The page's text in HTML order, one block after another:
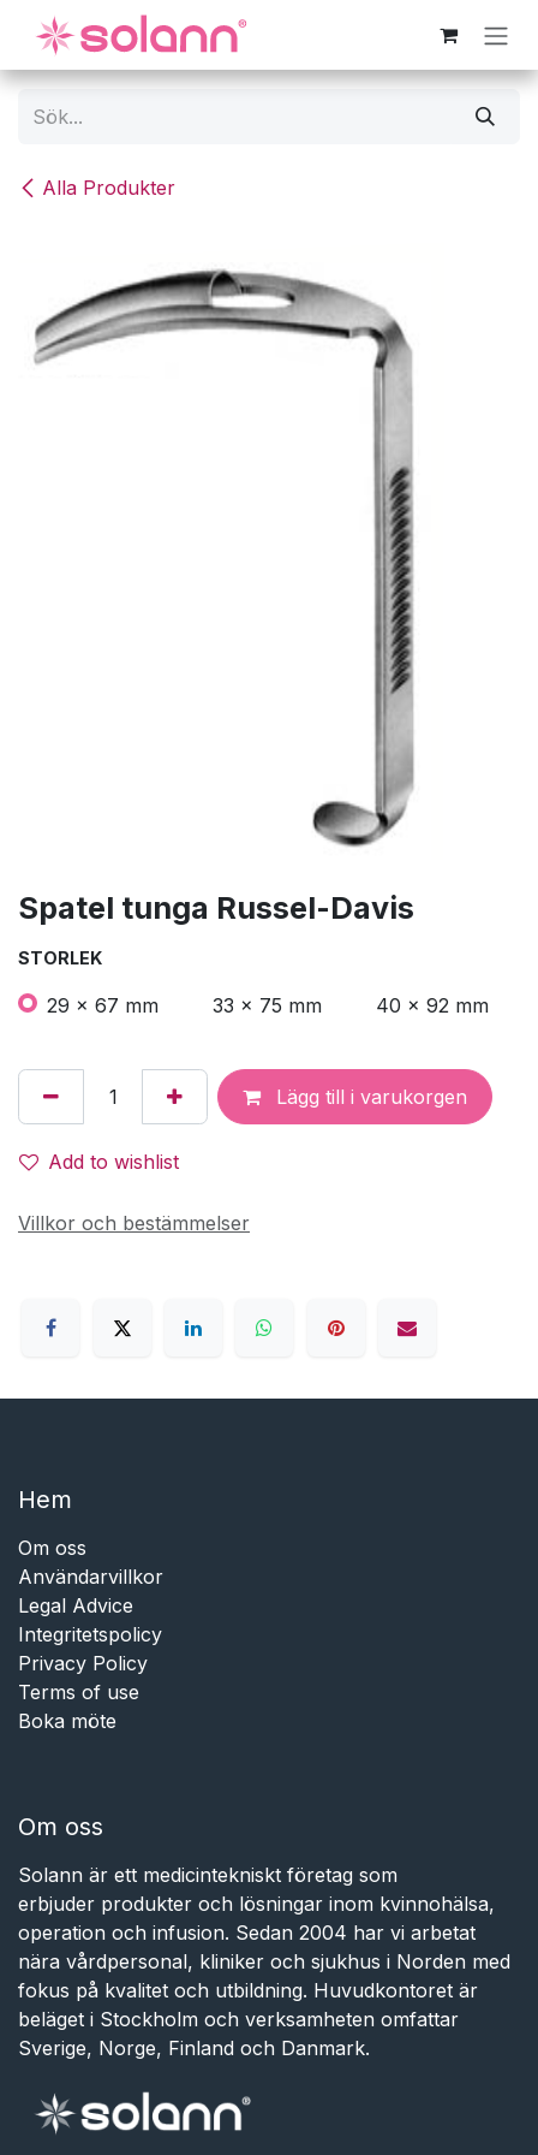
Hoppa till innehåll
Alla Produkter
Spatel tunga Russel-Davis
STORLEK
29 x 67 mm 33 x 75 mm 40 x 92 mm
Lägg till i varukorgen
Add to wishlist
Villkor och bestämmelser
Hem​​
Om oss
Användarvillkor
Legal Advice
Integritetspolicy
Privacy Policy
Terms of use
Boka möte
Om oss
Solann är ett medicintekniskt företag som
erbjuder produkter och lösningar inom kvinnohälsa,
operation och infusion. Sedan 2004 har vi arbetat
nära vårdpersonal, kliniker och sjukhus i Norden med
fokus på kvalitet och utbildning. Huvudkontoret är
beläget i Stockholm och verksamheten omfattar
Sverige, Norge, Finland och Danmark.